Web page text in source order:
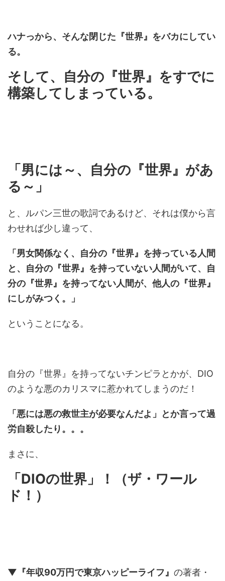
ハナっから、そんな閉じた『世界』をバカにしてい
る。
そして、自分の『世界』をすでに
構築してしまっている。
「男には～、自分の『世界』があ
る～」
と、ルパン三世の歌詞であるけど、それは僕から言
わせれば少し違って、
「男女関係なく、自分の『世界』を持っている人間
と、自分の『世界』を持っていない人間がいて、自
分の『世界』を持ってない人間が、他人の『世界』
にしがみつく。」
ということになる。
自分の『世界』を持ってないチンピラとかが、DIO
のような悪のカリスマに惹かれてしまうのだ！
「悪には悪の救世主が必要なんだよ」とか言って過
労自殺したり。。。
まさに、
「DIOの世界」！（ザ・ワール
ド！）
▼『年収90万円で東京ハッピーライフ』 の著者・